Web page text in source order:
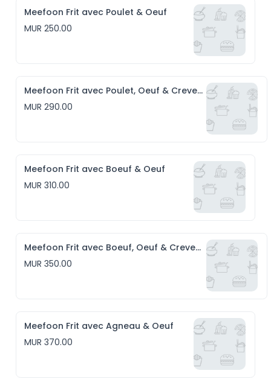
Meefoon Frit avec Poulet & Oeuf
MUR 250.00
Meefoon Frit avec Poulet, Oeuf & Crevettes
MUR 290.00
Meefoon Frit avec Boeuf & Oeuf
MUR 310.00
Meefoon Frit avec Boeuf, Oeuf & Crevettes
MUR 350.00
Meefoon Frit avec Agneau & Oeuf
MUR 370.00